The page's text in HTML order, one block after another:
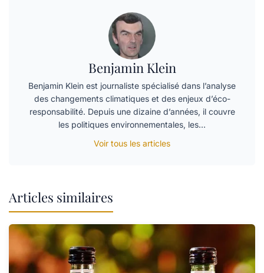
Benjamin Klein
Benjamin Klein est journaliste spécialisé dans l’analyse
des changements climatiques et des enjeux d’éco-
responsabilité. Depuis une dizaine d’années, il couvre
les politiques environnementales, les…
Voir tous les articles
Articles similaires